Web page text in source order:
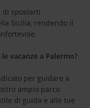
di spostarti
Sicilia, rendendo il
vacanze a Palermo?
per guidare a
ampio parco
di guida e alle tue